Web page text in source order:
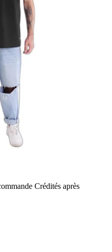
Crédités après